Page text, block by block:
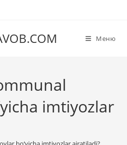
Меню
imtiyozlar